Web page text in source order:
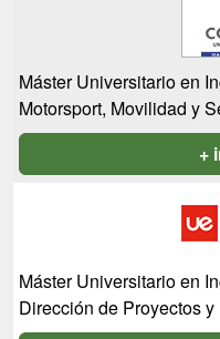
Máster Universitario en
Motorsport, Movilidad y
+
Máster Universitario en
Dirección de Proyectos